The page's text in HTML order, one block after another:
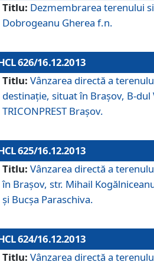
Titlu: Dezmembrarea terenului
Dobrogeanu Gherea f.n.
626/16.12.2013
Titlu: Vânzarea directă a
destinaţie, situat în Braşov, B-dul
TRICONPREST Braşov.
625/16.12.2013
Titlu: Vânzarea directă a
în Braşov, str. Mihail
şi Bucşa Paraschiva.
624/16.12.2013
Titlu: Vânzarea directă a